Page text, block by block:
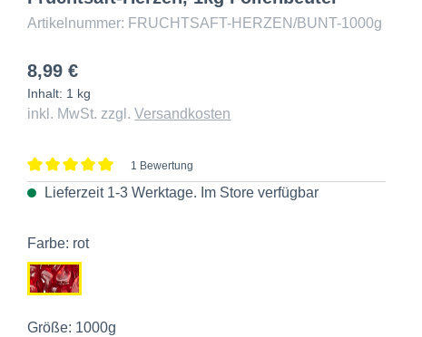
Artikelnummer: FRUCHTSAFT-HERZEN/BUNT-1000g
8,99 €
Inhalt: 1 kg
inkl. MwSt. zzgl.Versandkosten
Durchschnittliche Bewertung von 5 von 5 Sternen
1 Bewertung
Lieferzeit 1-3 Werktage. Im Store verfügbar
Farbe: rot
Größe: 1000g